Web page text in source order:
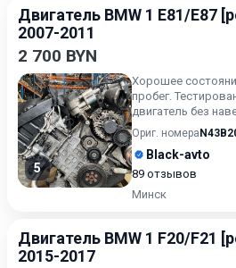
Двигатель BMW 1 E81/E87
2007-2011
2 700 BYN
5
Хорошее
пробег.
двигатель без
продажа в сборе.
Ориг. номера
Black-avto
89 отзывов
Минск
Двигатель BMW 1 F20/F21
2015-2017